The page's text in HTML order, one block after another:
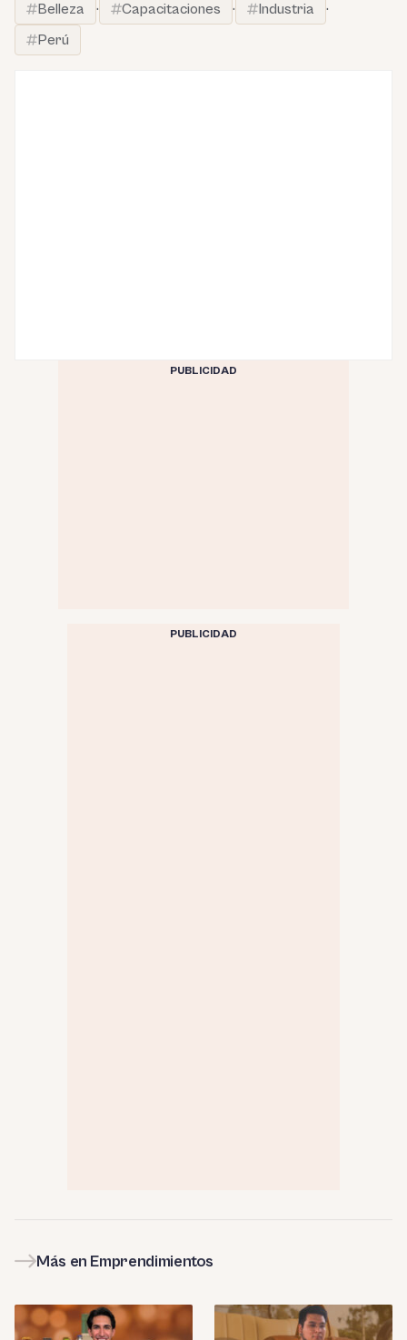
Belleza · Capacitaciones · Industria
·
Perú
PUBLICIDAD
PUBLICIDAD
Más en Emprendimientos